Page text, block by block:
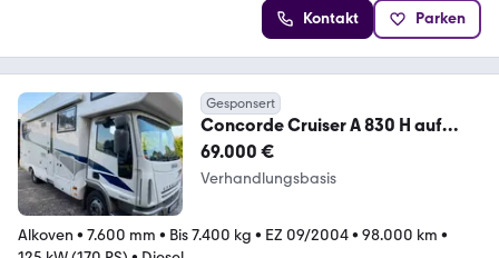
Kontakt Parken
Gesponsert
Concorde Cruiser A 830 H auf
Iveco Euro Tector 75E17
69.000 €
Verhandlungsbasis
Alkoven • 7.600 mm • Bis 7.400 kg • EZ 09/2004• 98.000 km •